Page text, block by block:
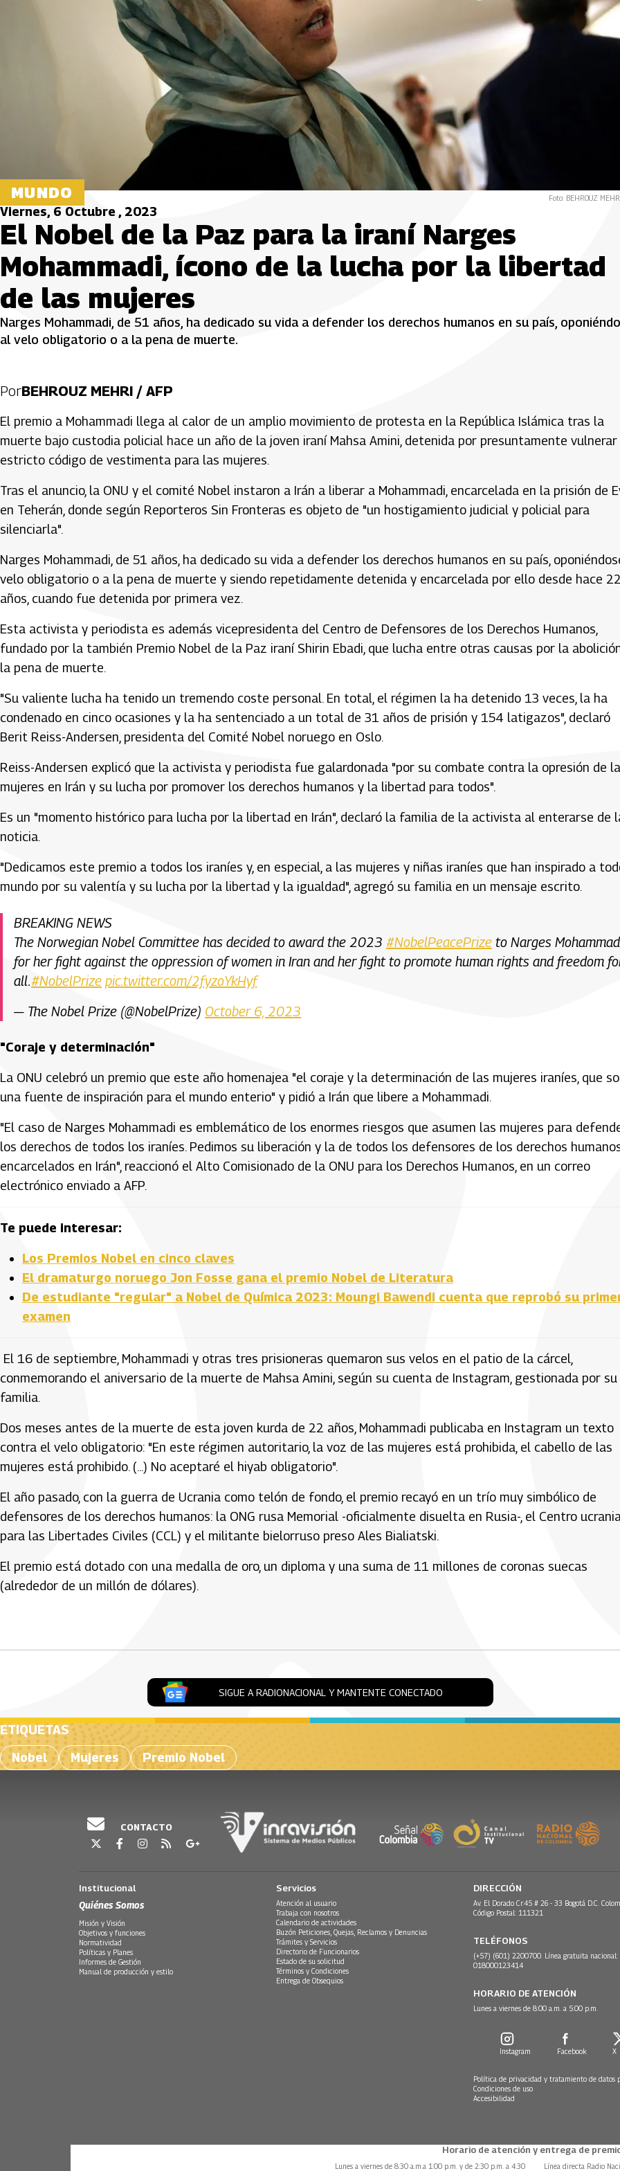
MUNDO Foto: BEHROUZ
Viernes, 6 Octubre , 2023
El Nobel de la Paz para la iraní Narges
Mohammadi, ícono de la lucha por la libertad
de las mujeres
Narges Mohammadi, de 51 años, ha dedicado su vida a defender los derechos humanos en su país,
al velo obligatorio o a la pena de muerte.
PorBEHROUZ MEHRI / AFP
El premio a Mohammadi llega al calor de un amplio movimiento de protesta en la República Islámica tras la
muerte bajo custodia policial hace un año de la joven iraní Mahsa Amini, detenida por presuntamente
estricto código de vestimenta para las mujeres.
Tras el anuncio, la ONU y el comité Nobel instaron a Irán a liberar a Mohammadi, encarcelada en la prisión de
en Teherán, donde según Reporteros Sin Fronteras es objeto de "un hostigamiento judicial y policial para
silenciarla".
Narges Mohammadi, de 51 años, ha dedicado su vida a defender los derechos humanos en su país,
velo obligatorio o a la pena de muerte y siendo repetidamente detenida y encarcelada por ello desde hace 22
años, cuando fue detenida por primera vez.
Esta activista y periodista es además vicepresidenta del Centro de Defensores de los Derechos Humanos,
fundado por la también Premio Nobel de la Paz iraní Shirin Ebadi, que lucha entre otras causas por la
la pena de muerte.
"Su valiente lucha ha tenido un tremendo coste personal. En total, el régimen la ha detenido 13 veces, la ha
condenado en cinco ocasiones y la ha sentenciado a un total de 31 años de prisión y 154 latigazos", declaró
Berit Reiss-Andersen, presidenta del Comité Nobel noruego en Oslo.
Reiss-Andersen explicó que la activista y periodista fue galardonada "por su combate contra la opresión de
mujeres en Irán y su lucha por promover los derechos humanos y la libertad para todos".
Es un "momento histórico para lucha por la libertad en Irán", declaró la familia de la activista al enterarse de
noticia.
"Dedicamos este premio a todos los iraníes y, en especial, a las mujeres y niñas iraníes que han inspirado a
mundo por su valentía y su lucha por la libertad y la igualdad", agregó su familia en un mensaje escrito.
BREAKING NEWS
The Norwegian Nobel Committee has decided to award the 2023 #NobelPeacePrize to Narges
for her fight against the oppression of women in Iran and her fight to promote human rights and freedom
all.#NobelPrize pic.twitter.com/2fyzoYkHyf
— The Nobel Prize (@NobelPrize) October 6, 2023
"Coraje y determinación"
La ONU celebró un premio que este año homenajea "el coraje y la determinación de las mujeres iraníes, que
una fuente de inspiración para el mundo enterio" y pidió a Irán que libere a Mohammadi.
"El caso de Narges Mohammadi es emblemático de los enormes riesgos que asumen las mujeres para
los derechos de todos los iraníes. Pedimos su liberación y la de todos los defensores de los derechos
encarcelados en Irán", reaccionó el Alto Comisionado de la ONU para los Derechos Humanos, en un correo
electrónico enviado a AFP.
Te puede interesar:
Los Premios Nobel en cinco claves
El dramaturgo noruego Jon Fosse gana el premio Nobel de Literatura
De estudiante "regular" a Nobel de Química 2023: Moungi Bawendi cuenta que reprobó su
examen
El 16 de septiembre, Mohammadi y otras tres prisioneras quemaron sus velos en el patio de la cárcel,
conmemorando el aniversario de la muerte de Mahsa Amini, según su cuenta de Instagram, gestionada por su
familia.
Dos meses antes de la muerte de esta joven kurda de 22 años, Mohammadi publicaba en Instagram un texto
contra el velo obligatorio: "En este régimen autoritario, la voz de las mujeres está prohibida, el cabello de las
mujeres está prohibido. (...) No aceptaré el hiyab obligatorio".
El año pasado, con la guerra de Ucrania como telón de fondo, el premio recayó en un trío muy simbólico de
defensores de los derechos humanos: la ONG rusa Memorial -oficialmente disuelta en Rusia-, el Centro
para las Libertades Civiles (CCL) y el militante bielorruso preso Ales Bialiatski.
El premio está dotado con una medalla de oro, un diploma y una suma de 11 millones de coronas suecas
(alrededor de un millón de dólares).
SIGUE A RADIONACIONAL Y MANTENTE CONECTADO
ETIQUETAS
Nobel
Mujeres Premio Nobel
CONTACTO
Institucional
Quiénes Somos
Misión y Visión
Objetivos y funciones
Normatividad
Políticas y Planes
Informes de Gestión
Manual de producción y estilo
Servicios
Atención al usuario
Trabaja con nosotros
Calendario de actividades
Buzón Peticiones, Quejas, Reclamos y Denuncias
Trámites y Servicios
Directorio de Funcionarios
Estado de su solicitud
Términos y Condiciones
Entrega de Obsequios
DIRECCIÓN
Av. El Dorado Cr.45 # 26 - 33 Bogotá D.C.
Código Postal: 111321
TELÉFONOS
(+57) (601) 2200700. Línea gratuita nacional:
018000123414
HORARIO DE ATENCIÓN
Lunes a viernes de 8:00 a.m. a 5:00 p.m.
Instagram Facebook X
Política de privacidad y tratamiento de datos
Condiciones de uso
Accesibilidad
Horario de atención y entrega de
Lunes a viernes de 8:30 a.m.a 1:00 p.m. y de 2:30 p.m. a 4:30 Línea directa Radio